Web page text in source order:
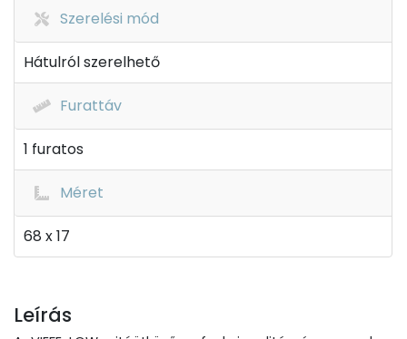
Szerelési mód
Hátulról szerelhető
Furattáv
1 furatos
Méret
68 x 17
Leírás